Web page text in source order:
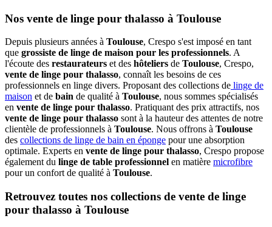
Nos vente de linge pour thalasso à Toulouse
Depuis plusieurs années à Toulouse, Crespo s'est imposé en tant
que grossiste de linge de maison pour les professionnels. A
l'écoute des restaurateurs et des hôteliers de Toulouse, Crespo,
vente de linge pour thalasso, connaît les besoins de ces
professionnels en linge divers. Proposant des collections de linge de
maison et de bain de qualité à Toulouse, nous sommes spécialisés
en vente de linge pour thalasso. Pratiquant des prix attractifs, nos
vente de linge pour thalasso sont à la hauteur des attentes de notre
clientèle de professionnels à Toulouse. Nous offrons à Toulouse
des collections de linge de bain en éponge pour une absorption
optimale. Experts en vente de linge pour thalasso, Crespo propose
également du linge de table professionnel en matière microfibre
pour un confort de qualité à Toulouse.
Retrouvez toutes nos collections de vente de linge
pour thalasso à Toulouse